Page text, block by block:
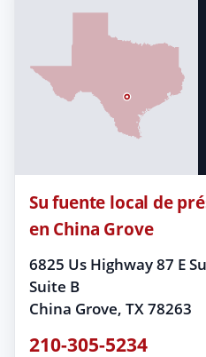
Su fuente local de
en China Grove
6825 Us Highway 87 E
Suite B
China Grove, TX 78263
210-305-5234